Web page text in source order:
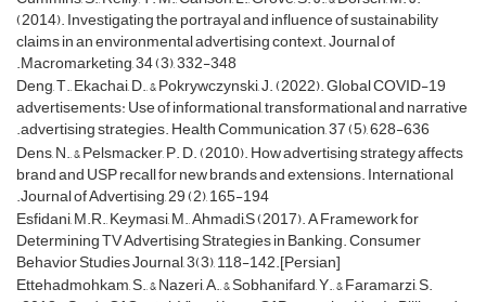
(2014). Investigating the portrayal and influence of sustainability
claims in an environmental advertising context. Journal of
Macromarketing, 34 (3), 332-348.
Deng, T., Ekachai, D., & Pokrywczynski, J. (2022). Global COVID-19
advertisements: Use of informational, transformational and narrative
advertising strategies. Health Communication, 37 (5), 628-636.
Dens, N., & Pelsmacker, P. D. (2010). How advertising strategy affects
brand and USP recall for new brands and extensions. International
Journal of Advertising, 29 (2), 165-194.
Esfidani, M.R., Keymasi, M., Ahmadi,S (2017). A Framework for
Determining TV Advertising Strategies in Banking. Consumer
Behavior Studies Journal, 3(3), 118-142.[Persian]
Ettehadmohkam, S., & Nazeri, A., & Sobhanifard, Y., & Faramarzi, S.